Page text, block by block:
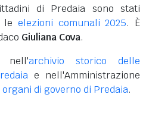
di Predaia sono stati
le elezioni comunali 2025. È
Giuliana Cova.
nell'archivio storico delle
e nell'Amministrazione
organi di governo di Predaia.